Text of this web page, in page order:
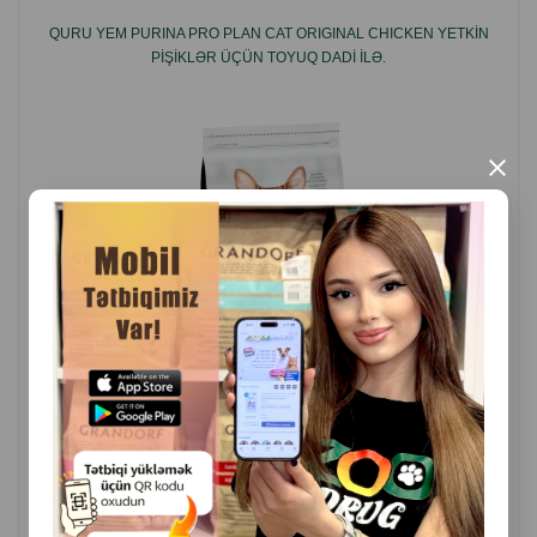
×
QURU YEM PURINA PRO PLAN CAT ORIGINAL CHICKEN YETKIN
PIŞIKLƏR ÜÇÜN TOYUQ DADI ILƏ.
( Rəylər)
Çəki Qiymət
Almaq
14.6 16.60
10 kq 140.9 159.00